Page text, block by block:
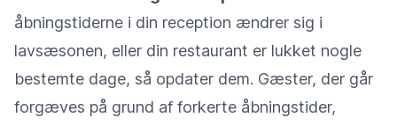
åbningstiderne i din reception ændrer sig i
lavsæsonen, eller din restaurant er lukket nogle
bestemte dage, så opdater dem. Gæster, der går
forgæves på grund af forkerte åbningstider,